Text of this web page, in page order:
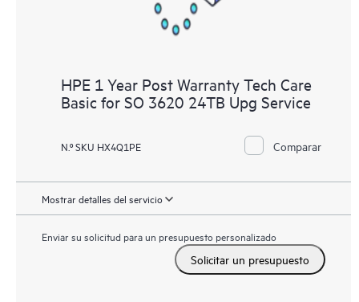
HPE 1 Year Post Warranty Tech Care
Basic for SO 3620 24TB Upg Service
N.º SKU HX4Q1PE Comparar
Mostrar detalles del servicio
Enviar su solicitud para un presupuesto personalizado
Solicitar un presupuesto